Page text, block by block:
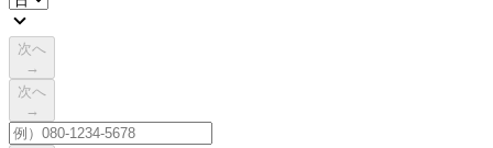
次へ
→
次へ
→